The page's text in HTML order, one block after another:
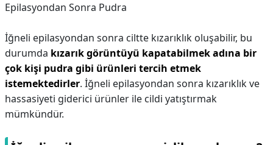
Epilasyondan Sonra Pudra
İğneli epilasyondan sonra ciltte kızarıklık oluşabilir, bu
durumda kızarık görüntüyü kapatabilmek adına bir
çok kişi pudra gibi ürünleri tercih etmek
istemektedirler. İğneli epilasyondan sonra kızarıklık ve
hassasiyeti giderici ürünler ile cildi yatıştırmak
mümkündür.